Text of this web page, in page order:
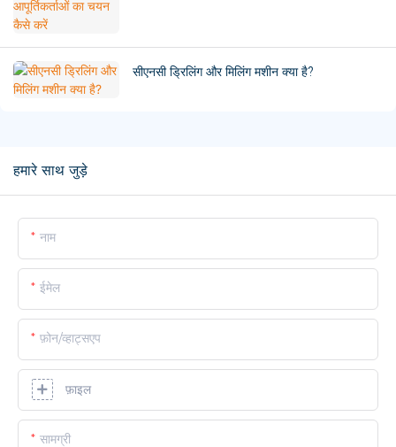
सीएनसी ड्रिलिंग और मिलिंग मशीन क्या है?
हमारे साथ जुड़े
नाम
ईमेल
फ़ोन/व्हाट्सएप
फ़ाइल
सामग्री